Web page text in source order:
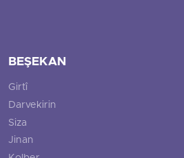
BEŞEKAN
Girtî
Darvekirin
Siza
Jinan